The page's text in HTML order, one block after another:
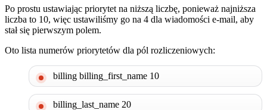
Po prostu ustawiając priorytet na niższą liczbę, ponieważ najniższa
liczba to 10, więc ustawiliśmy go na 4 dla wiadomości e-mail, aby
stał się pierwszym polem.
Oto lista numerów priorytetów dla pól rozliczeniowych:
billing billing_first_name 10
billing_last_name 20